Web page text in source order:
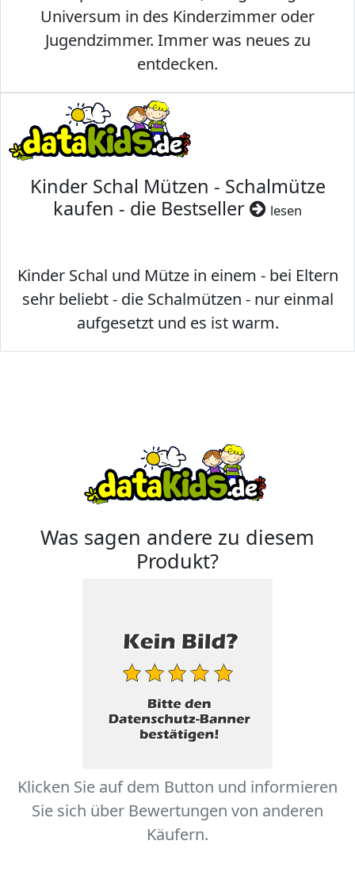
Universum in des Kinderzimmer oder
Jugendzimmer. Immer was neues zu
entdecken.
Kinder Schal Mützen - Schalmütze
kaufen - die Bestseller
lesen
Kinder Schal und Mütze in einem - bei Eltern
sehr beliebt - die Schalmützen - nur einmal
aufgesetzt und es ist warm.
Was sagen andere zu diesem
Produkt?
Klicken Sie auf dem Button und informieren
Sie sich über Bewertungen von anderen
Käufern.